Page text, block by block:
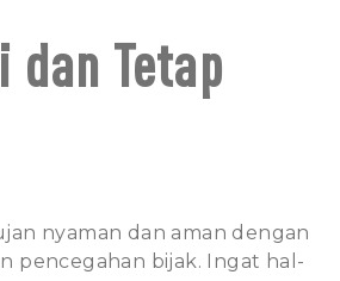
Tetap
nyaman dan aman dengan
pencegahan bijak. Ingat hal-